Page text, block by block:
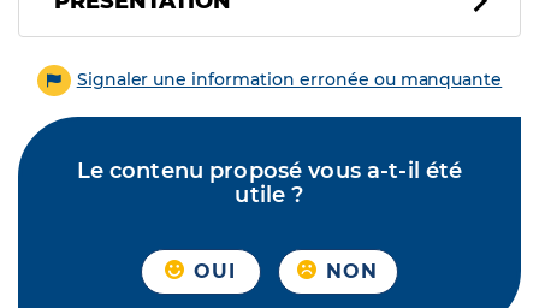
Signaler une information erronée ou manquante
Le contenu proposé vous a-t-il été
utile ?
OUI NON